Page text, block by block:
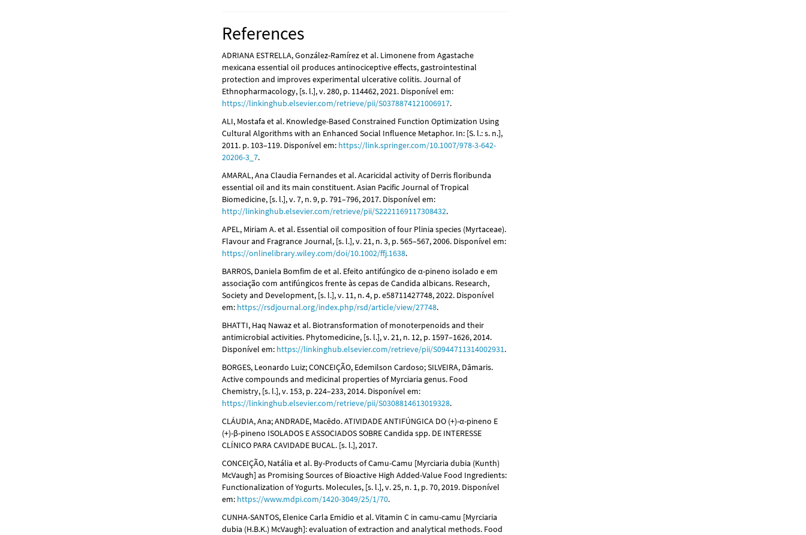
References
ADRIANA ESTRELLA, González-Ramírez et al. Limonene from Agastache
mexicana essential oil produces antinociceptive effects, gastrointestinal
protection and improves experimental ulcerative colitis. Journal of
Ethnopharmacology, [s. l.], v. 280, p. 114462, 2021. Disponível em:
https://linkinghub.elsevier.com/retrieve/pii/S0378874121006917.
ALI, Mostafa et al. Knowledge-Based Constrained Function Optimization Using
Cultural Algorithms with an Enhanced Social Influence Metaphor. In: [S. l.: s. n.],
2011. p. 103–119. Disponível em: https://link.springer.com/10.1007/978-3-642-
20206-3_7.
AMARAL, Ana Claudia Fernandes et al. Acaricidal activity of Derris floribunda
essential oil and its main constituent. Asian Pacific Journal of Tropical
Biomedicine, [s. l.], v. 7, n. 9, p. 791–796, 2017. Disponível em:
http://linkinghub.elsevier.com/retrieve/pii/S2221169117308432.
APEL, Miriam A. et al. Essential oil composition of four Plinia species (Myrtaceae).
Flavour and Fragrance Journal, [s. l.], v. 21, n. 3, p. 565–567, 2006. Disponível em:
https://onlinelibrary.wiley.com/doi/10.1002/ffj.1638.
BARROS, Daniela Bomfim de et al. Efeito antifúngico de α-pineno isolado e em
associação com antifúngicos frente às cepas de Candida albicans. Research,
Society and Development, [s. l.], v. 11, n. 4, p. e58711427748, 2022. Disponível
em: https://rsdjournal.org/index.php/rsd/article/view/27748.
BHATTI, Haq Nawaz et al. Biotransformation of monoterpenoids and their
antimicrobial activities. Phytomedicine, [s. l.], v. 21, n. 12, p. 1597–1626, 2014.
Disponível em: https://linkinghub.elsevier.com/retrieve/pii/S0944711314002931.
BORGES, Leonardo Luiz; CONCEIÇÃO, Edemilson Cardoso; SILVEIRA, Dâmaris.
Active compounds and medicinal properties of Myrciaria genus. Food
Chemistry, [s. l.], v. 153, p. 224–233, 2014. Disponível em:
https://linkinghub.elsevier.com/retrieve/pii/S0308814613019328.
CLÁUDIA, Ana; ANDRADE, Macêdo. ATIVIDADE ANTIFÚNGICA DO (+)-α-pineno E
(+)-β-pineno ISOLADOS E ASSOCIADOS SOBRE Candida spp. DE INTERESSE
CLÍNICO PARA CAVIDADE BUCAL. [s. l.], 2017.
CONCEIÇÃO, Natália et al. By-Products of Camu-Camu [Myrciaria dubia (Kunth)
McVaugh] as Promising Sources of Bioactive High Added-Value Food Ingredients:
Functionalization of Yogurts. Molecules, [s. l.], v. 25, n. 1, p. 70, 2019. Disponível
em: https://www.mdpi.com/1420-3049/25/1/70.
CUNHA-SANTOS, Elenice Carla Emidio et al. Vitamin C in camu-camu [Myrciaria
dubia (H.B.K.) McVaugh]: evaluation of extraction and analytical methods. Food